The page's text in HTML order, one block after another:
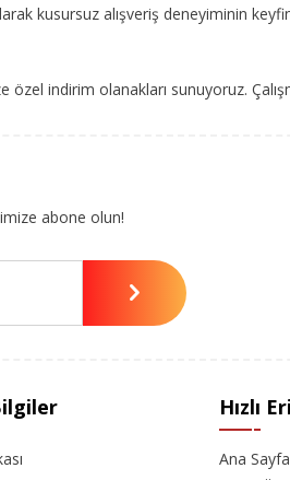
kusursuz alışveriş deneyiminin
özel indirim olanakları sunuyoruz.
abone olun!
Hızlı
Ana Sayfa